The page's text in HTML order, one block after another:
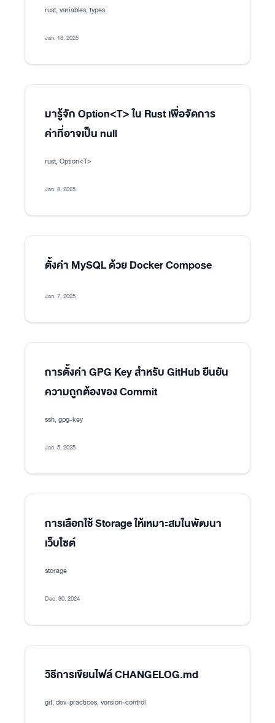
rust, variables, types
Jan. 13, 2025
มารู้จัก Option<T> ใน Rust เพื่อจัดการ
ค่าที่อาจเป็น null
rust, Option<T>
Jan. 8, 2025
ตั้งค่า MySQL ด้วย Docker Compose
Jan. 7, 2025
การตั้งค่า GPG Key สำหรับ GitHub ยืนยัน
ความถูกต้องของ Commit
ssh, gpg-key
Jan. 5, 2025
การเลือกใช้ Storage ให้เหมาะสมในพัฒนา
เว็บไซต์
storage
Dec. 30, 2024
วิธีการเขียนไฟล์ CHANGELOG.md
git, dev-practices, version-control